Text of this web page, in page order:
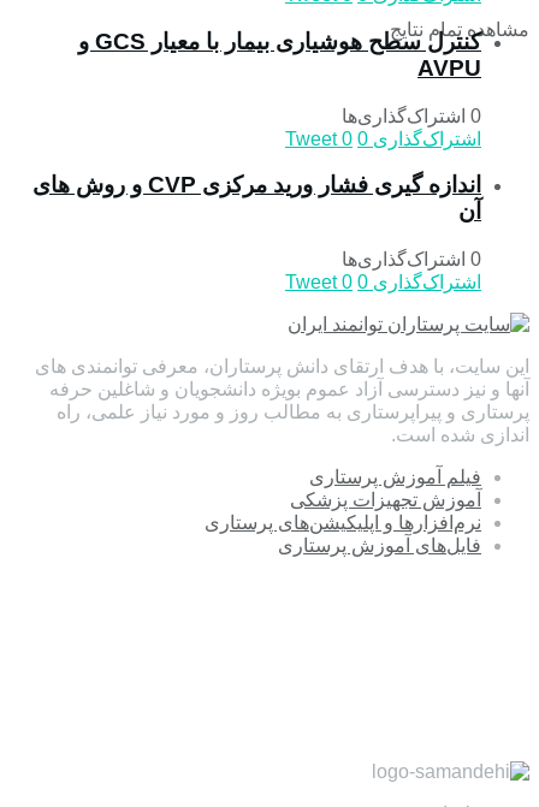
مشاهده تمام نتایج
کنترل سطح هوشیاری بیمار با معیار GCS و
AVPU
0 اشتراک‌گذاری‌ها
اشتراک‌گذاری 0
Tweet 0
اندازه گیری فشار ورید مرکزی CVP و روش های
آن
0 اشتراک‌گذاری‌ها
اشتراک‌گذاری 0
Tweet 0
این سایت، با هدف ارتقای دانش پرستاران، معرفی توانمندی های
آنها و نیز دسترسی آزاد عموم بویژه دانشجویان و شاغلین حرفه
پرستاری و پیراپرستاری به مطالب روز و مورد نیاز علمی، راه
اندازی شده است.
فیلم آموزش پرستاری
آموزش تجهیزات پزشکی
نرم‌افزارها و اپلیکیشن‌های پرستاری
فایل‌های آموزش پرستاری